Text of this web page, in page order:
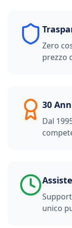
Zero
prezzo
30
Dal
unico